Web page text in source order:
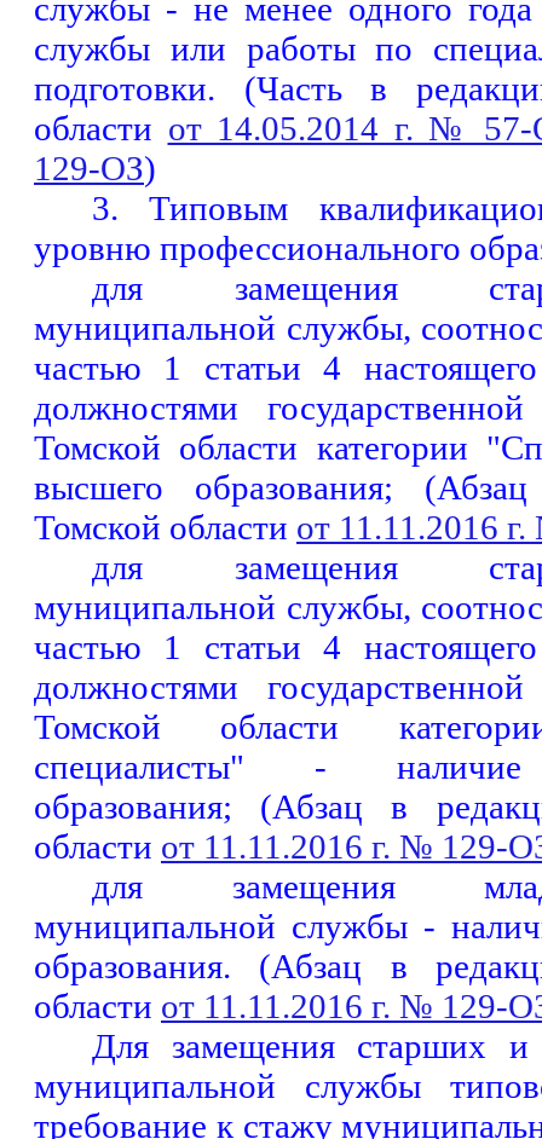
службы - не менее одного
службы или работы по
подготовки. (Часть в
области от 14.05.2014 г. №
129-ОЗ)
3. Типовым
уровню профессионального
для замещения
муниципальной службы,
частью 1 статьи 4
должностями
Томской области категории
высшего образования;
Томской области от 11.11.2016
для замещения
муниципальной службы,
частью 1 статьи 4
должностями
Томской области
специалисты" - наличие
образования; (Абзац в
области от 11.11.2016 г. № 129-
для замещения
муниципальной службы -
образования. (Абзац в
области от 11.11.2016 г. № 129-
Для замещения старших
муниципальной службы
требование к стажу